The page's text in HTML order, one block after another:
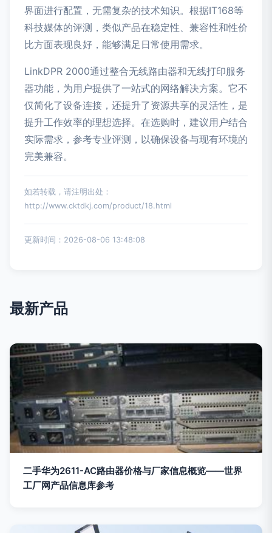
界面进行配置，无需复杂的技术知识。根据IT168等
科技媒体的评测，类似产品在稳定性、兼容性和性价
比方面表现良好，能够满足日常使用需求。
LinkDPR 2000通过整合无线路由器和无线打印服务
器功能，为用户提供了一站式的网络解决方案。它不
仅简化了设备连接，还提升了资源共享的灵活性，是
提升工作效率的理想选择。在选购时，建议用户结合
实际需求，参考专业评测，以确保设备与现有环境的
完美兼容。
如若转载，请注明出处：
http://www.cktdkj.com/product/18.html
更新时间：2026-08-06 13:48:08
最新产品
二手华为2611-AC路由器价格与厂家信息概览——世界
工厂网产品信息库参考